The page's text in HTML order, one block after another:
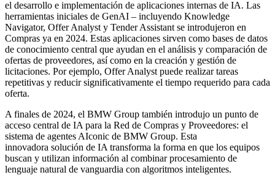
el desarrollo e implementación de aplicaciones internas de IA. Las
herramientas iniciales de GenAI – incluyendo Knowledge
Navigator, Offer Analyst y Tender Assistant se introdujeron en
Compras ya en 2024. Estas aplicaciones sirven como bases de datos
de conocimiento central que ayudan en el análisis y comparación de
ofertas de proveedores, así como en la creación y gestión de
licitaciones. Por ejemplo, Offer Analyst puede realizar tareas
repetitivas y reducir significativamente el tiempo requerido para cada
oferta.
A finales de 2024, el BMW Group también introdujo un punto de
acceso central de IA para la Red de Compras y Proveedores: el
sistema de agentes AIconic de BMW Group. Esta
innovadora solución de IA transforma la forma en que los equipos
buscan y utilizan información al combinar procesamiento de
lenguaje natural de vanguardia con algoritmos inteligentes.